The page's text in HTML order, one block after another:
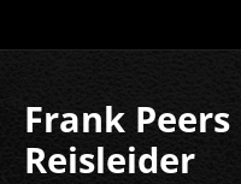
Frank Peers
Reisleider